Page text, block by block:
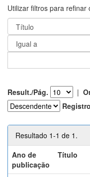
Utilizar filtros para refinar
Result./Pág. |
Resultado 1-1 de 1.
Ano de
publicação
Título